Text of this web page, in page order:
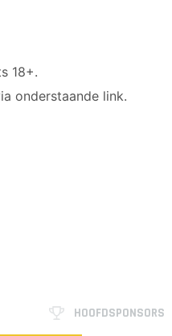
18+.
onderstaande link.
HOOFDSPONSORS